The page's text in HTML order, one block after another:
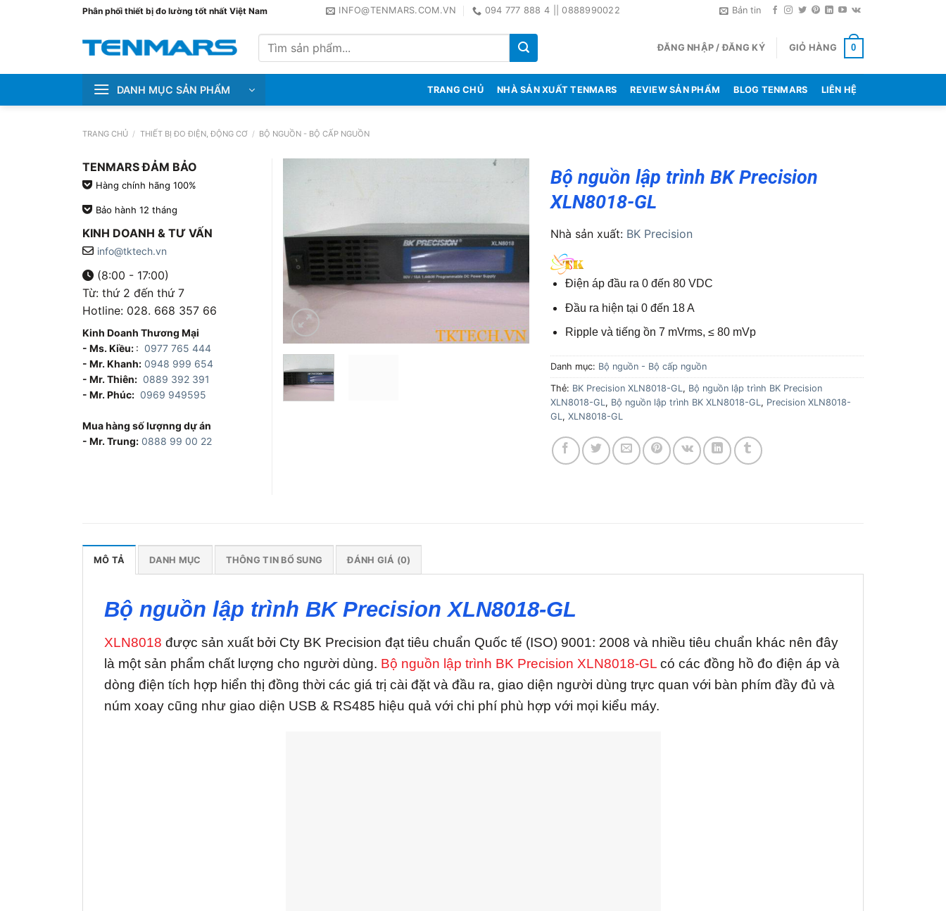
Phân phối thiết bị đo lường tốt nhất Việt Nam INFO@TENMARS.COM.VN 094 777 888 4 || 0888990022 Bản tin
kiếm:
ĐĂNG NHẬP / ĐĂNG KÝ GIỎ HÀNG 0
DANH MỤC SẢN PHẨM TRANG CHỦ NHÀ SẢN XUẤT TENMARS REVIEW SẢN PHẨM BLOG TENMARS LIÊN HỆ
TRANG CHỦ / THIẾT BỊ ĐO ĐIỆN, ĐỘNG CƠ / BỘ NGUỒN - BỘ CẤP NGUỒN
Bộ nguồn lập trình BK Precision
XLN8018-GL
Nhà sản xuất: BK Precision
Điện áp đầu ra 0 đến 80 VDC
Đầu ra hiện tại 0 đến 18 A
Ripple và tiếng ồn 7 mVrms, ≤ 80 mVp
Danh mục: Bộ nguồn - Bộ cấp nguồn
Thẻ: BK Precision XLN8018-GL , Bộ nguồn lập trình BK Precision
XLN8018-GL , Bộ nguồn lập trình BK XLN8018-GL , Precision XLN8018-
GL , XLN8018-GL
TENMARS ĐẢM BẢO
Hàng chính hãng 100%
Bảo hành 12 tháng
KINH DOANH & TƯ VẤN
info@tktech.vn
(8:00 - 17:00)
Từ: thứ 2 đến thứ 7
Hotline: 028. 668 357 66
Kinh Doanh Thương Mại
- Ms. Kiều: : 0977 765 444
- Mr. Khanh: 0948 999 654
- Mr. Thiên: 0889 392 391
- Mr. Phúc: 0969 949595
Mua hàng số lượnng dự án
- Mr. Trung: 0888 99 00 22
MÔ TẢ DANH MỤC THÔNG TIN BỔ SUNG ĐÁNH GIÁ (0)
Bộ nguồn lập trình BK Precision XLN8018-GL
XLN8018 được sản xuất bởi Cty BK Precision đạt tiêu chuẩn Quốc tế (ISO) 9001: 2008 và nhiều tiêu chuẩn khác nên đây
là một sản phẩm chất lượng cho người dùng. Bộ nguồn lập trình BK Precision XLN8018-GL có các đồng hồ đo điện áp và
dòng điện tích hợp hiển thị đồng thời các giá trị cài đặt và đầu ra, giao diện người dùng trực quan với bàn phím đầy đủ và
núm xoay cũng như giao diện USB & RS485 hiệu quả với chi phí phù hợp với mọi kiểu máy.